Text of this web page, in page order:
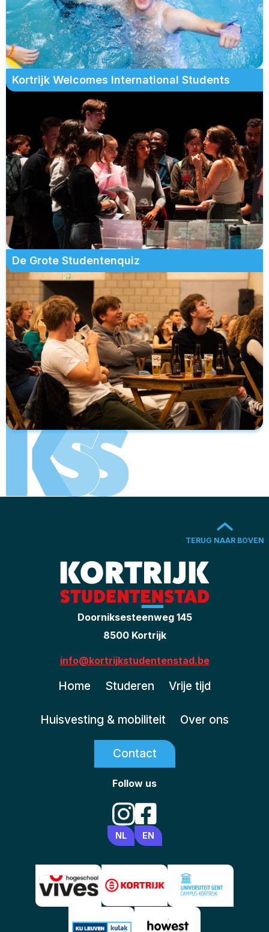
Kortrijk Welcomes International Students
De Grote Studentenquiz
TERUG NAAR BOVEN
Doorniksesteenweg 145
8500 Kortrijk
info@kortrijkstudentenstad.be
Home Studeren Vrije tijd
Huisvesting & mobiliteit Over ons
Contact
Follow us
NL EN